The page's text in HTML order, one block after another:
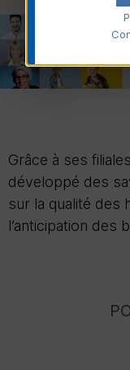
Grâce à ses
développé des
sur la qualité des
l’anticipation des